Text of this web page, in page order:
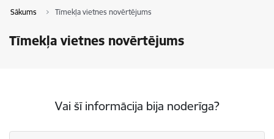
Sākums Tīmekļa vietnes novērtējums
Tīmekļa vietnes novērtējums
Vai šī informācija bija noderīga?